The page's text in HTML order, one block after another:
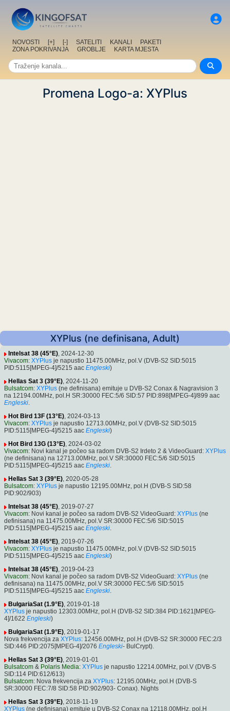
NOVOSTI [+] [-] SATELITI KANALI
PAKETI
ZONA POKRIVANJA
GROBLJE KARTA MJESTA
Promena Logo-a: XYPlus
XYPlus (ne definisana, Adult)
Intelsat 38 (45°E), 2024-12-30
Vivacom: XYPlus je napustio 11475.00MHz, pol.V (DVB-S2 SID:5015
PID:5115[MPEG-4]/5215 aac Engleski)
Hellas Sat 3 (39°E), 2024-11-20
Bulsatcom: XYPlus (ne definisana) emituje u DVB-S2 Conax & Nagravision 3
na 12194.00MHz, pol.H SR:30000 FEC:5/6 SID:57 PID:898[MPEG-4]/899 aac
Engleski.
Hot Bird 13F (13°E), 2024-03-13
Vivacom: XYPlus je napustio 12713.00MHz, pol.V (DVB-S2 SID:5015
PID:5115[MPEG-4]/5215 aac Engleski)
Hot Bird 13G (13°E), 2024-03-02
Vivacom: Novi kanal je počeo sa radom DVB-S2 Irdeto 2 & VideoGuard: XYPlus
(ne definisana) na 12713.00MHz, pol.V SR:30000 FEC:5/6 SID:5015
PID:5115[MPEG-4]/5215 aac Engleski.
Hellas Sat 3 (39°E), 2020-05-28
Bulsatcom: XYPlus je napustio 12195.00MHz, pol.H (DVB-S SID:58
PID:902/903)
Intelsat 38 (45°E), 2019-07-27
Vivacom: Novi kanal je počeo sa radom DVB-S2 VideoGuard: XYPlus (ne
definisana) na 11475.00MHz, pol.V SR:30000 FEC:5/6 SID:5015
PID:5115[MPEG-4]/5215 aac Engleski.
Intelsat 38 (45°E), 2019-07-26
Vivacom: XYPlus je napustio 11475.00MHz, pol.V (DVB-S2 SID:5015
PID:5115[MPEG-4]/5215 aac Engleski)
Intelsat 38 (45°E), 2019-04-23
Vivacom: Novi kanal je počeo sa radom DVB-S2 VideoGuard: XYPlus (ne
definisana) na 11475.00MHz, pol.V SR:30000 FEC:5/6 SID:5015
PID:5115[MPEG-4]/5215 aac Engleski.
BulgariaSat (1.9°E), 2019-01-18
XYPlus je napustio 12303.00MHz, pol.H (DVB-S2 SID:384 PID:1621[MPEG-
4]/1622 Engleski)
BulgariaSat (1.9°E), 2019-01-17
Nova frekvencija za XYPlus: 12456.00MHz, pol.H (DVB-S2 SR:30000 FEC:2/3
SID:446 PID:2075[MPEG-4]/2076 Engleski- BulCrypt).
Hellas Sat 3 (39°E), 2019-01-01
Bulsatcom & Polaris Media: XYPlus je napustio 12214.00MHz, pol.V (DVB-S
SID:114 PID:612/613)
Bulsatcom: Nova frekvencija za XYPlus: 12195.00MHz, pol.H (DVB-S
SR:30000 FEC:7/8 SID:58 PID:902/903- Conax). Nights
Hellas Sat 3 (39°E), 2018-11-19
XYPlus (ne definisana) emituje u DVB-S2 Conax na 12118.00MHz, pol.H